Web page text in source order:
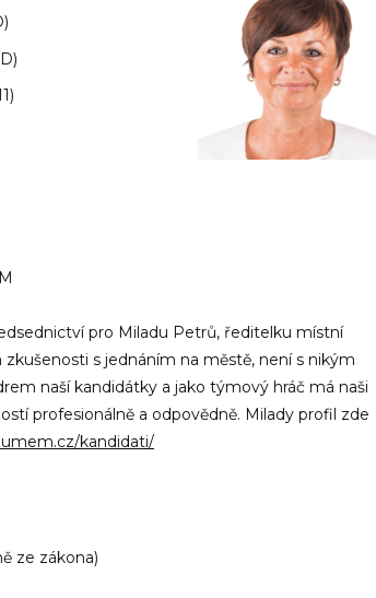
pro Miladu Petrů, ředitelku místní
s jednáním na městě, není s nikým
naší kandidátky a jako týmový hráč má naši
profesionálně a odpovědně. Milady profil zde
kandidati/
ze zákona)